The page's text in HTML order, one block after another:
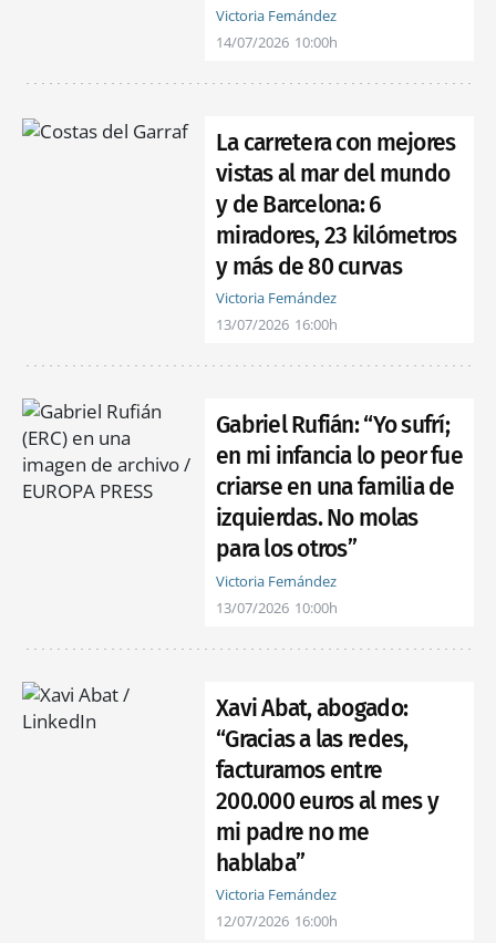
Victoria Fernández
14/07/2026 10:00h
La carretera con mejores
vistas al mar del mundo
y de Barcelona: 6
miradores, 23 kilómetros
y más de 80 curvas
Victoria Fernández
13/07/2026 16:00h
Gabriel Rufián: “Yo sufrí;
en mi infancia lo peor fue
criarse en una familia de
izquierdas. No molas
para los otros”
Victoria Fernández
13/07/2026 10:00h
Xavi Abat, abogado:
“Gracias a las redes,
facturamos entre
200.000 euros al mes y
mi padre no me
hablaba”
Victoria Fernández
12/07/2026 16:00h